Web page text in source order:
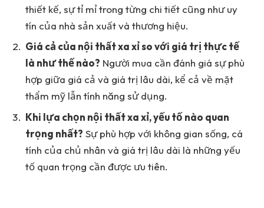
thiết kế, sự tỉ mỉ trong từng chi tiết cũng như uy
tín của nhà sản xuất và thương hiệu.
Giá cả của nội thất xa xỉ so với giá trị thực tế
là như thế nào? Người mua cần đánh giá sự phù
hợp giữa giá cả và giá trị lâu dài, kể cả về mặt
thẩm mỹ lẫn tính năng sử dụng.
Khi lựa chọn nội thất xa xỉ, yếu tố nào quan
trọng nhất? Sự phù hợp với không gian sống, cá
tính của chủ nhân và giá trị lâu dài là những yếu
tố quan trọng cần được ưu tiên.